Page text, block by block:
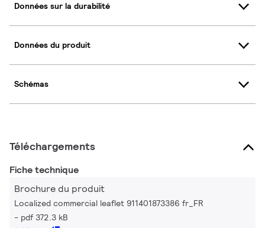
Données sur la durabilité
Données du produit
Schémas
Téléchargements
Fiche technique
Brochure du produit
Localized commercial leaflet 911401873386 fr_FR
pdf 372.3 kB